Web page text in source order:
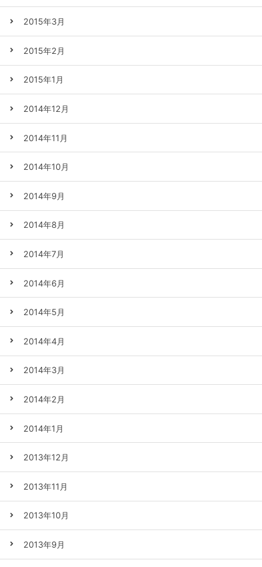
2015年3月
2015年2月
2015年1月
2014年12月
2014年11月
2014年10月
2014年9月
2014年8月
2014年7月
2014年6月
2014年5月
2014年4月
2014年3月
2014年2月
2014年1月
2013年12月
2013年11月
2013年10月
2013年9月